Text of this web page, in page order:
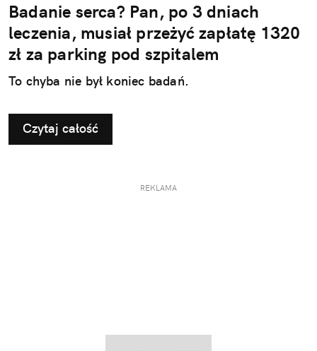
Badanie serca? Pan, po 3 dniach
leczenia, musiał przeżyć zapłatę 1320
zł za parking pod szpitalem
To chyba nie był koniec badań.
Czytaj całość
REKLAMA